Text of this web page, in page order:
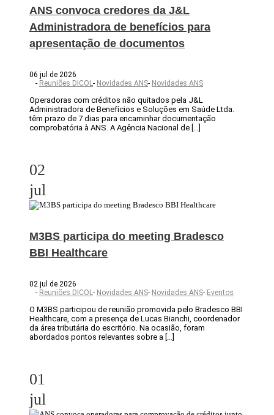
ANS convoca credores da J&L
Administradora de benefícios para
apresentação de documentos
06 jul de 2026
- Reuniões DICOL - Novidades ANS- Novidades ANS
Operadoras com créditos não quitados pela J&L
Administradora de Benefícios e Soluções em Saúde Ltda.
têm prazo de 7 dias para encaminhar documentação
comprobatória à ANS. A Agência Nacional de […]
02
jul
M3BS participa do meeting Bradesco
BBI Healthcare
02 jul de 2026
- Reuniões DICOL- Novidades ANS- Novidades ANS- Eventos
O M3BS participou de reunião promovida pelo Bradesco BBI
Healthcare, com a presença de Lucas Bianchi, coordenador
da área tributária do escritório. Na ocasião, foram
abordados pontos relevantes sobre a […]
01
jul